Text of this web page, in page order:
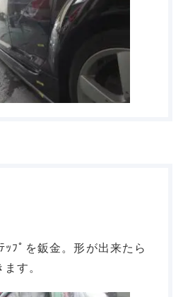
ｯﾌﾟを鈑金。形が出来たら
す。